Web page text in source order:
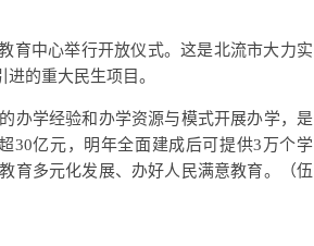
育中心举行开放仪式。这是北流市大力实
的重大民生项目。
办学经验和办学资源与模式开展办学，是
30亿元，明年全面建成后可提供3万个学
育多元化发展、办好人民满意教育。（伍